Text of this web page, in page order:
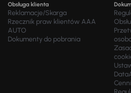
Obsługa klienta
Reklamacje/Skarga
Rzecznik praw klientów AAA
AUTO
Dokumenty do pobrania